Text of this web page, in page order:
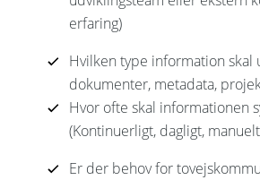
erfaring)
Hvilken type information skal
dokumenter, metadata,
Hvor ofte skal informationen
(Kontinuerligt, dagligt,
Er der behov for